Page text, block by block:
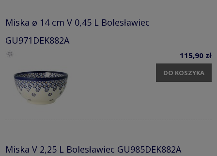
Miska ø 14 cm V 0,45 L Bolesławiec
GU971DEK882A
115,90 zł
DO KOSZYKA
Miska V 2,25 L Bolesławiec GU985DEK882A